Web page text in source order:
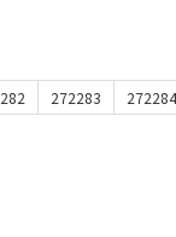
272283 272284